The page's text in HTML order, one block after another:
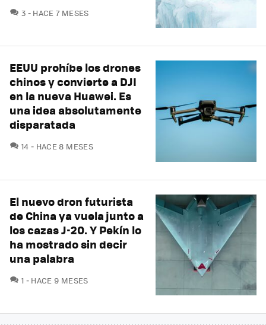
3 COMENTARIOS
HACE 7 MESES
EEUU prohíbe los drones
chinos y convierte a DJI
en la nueva Huawei. Es
una idea absolutamente
disparatada
14 COMENTARIOS
HACE 8 MESES
El nuevo dron futurista
de China ya vuela junto a
los cazas J-20. Y Pekín lo
ha mostrado sin decir
una palabra
1 COMENTARIOS
HACE 9 MESES